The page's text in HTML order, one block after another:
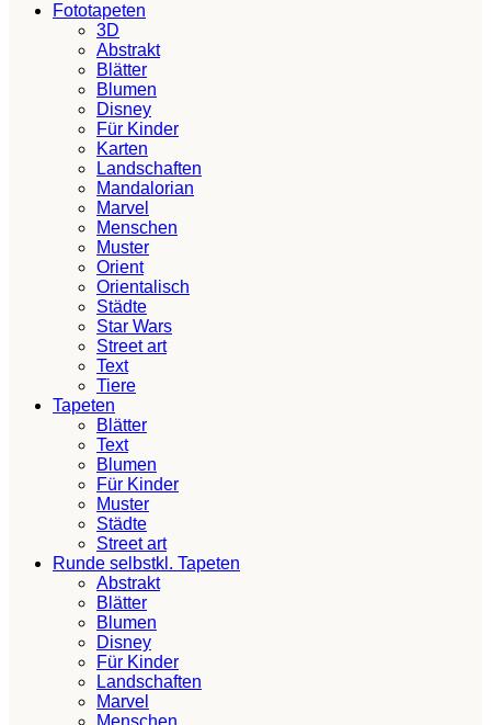
Fototapeten
3D
Abstrakt
Blätter
Blumen
Disney
Für Kinder
Karten
Landschaften
Mandalorian
Marvel
Menschen
Muster
Orient
Orientalisch
Städte
Star Wars
Street art
Text
Tiere
Tapeten
Blätter
Text
Blumen
Für Kinder
Muster
Städte
Street art
Runde selbstkl. Tapeten
Abstrakt
Blätter
Blumen
Disney
Für Kinder
Landschaften
Marvel
Menschen